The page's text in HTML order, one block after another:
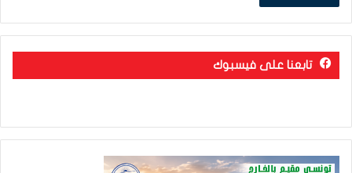
تابعنا على فيسبوك